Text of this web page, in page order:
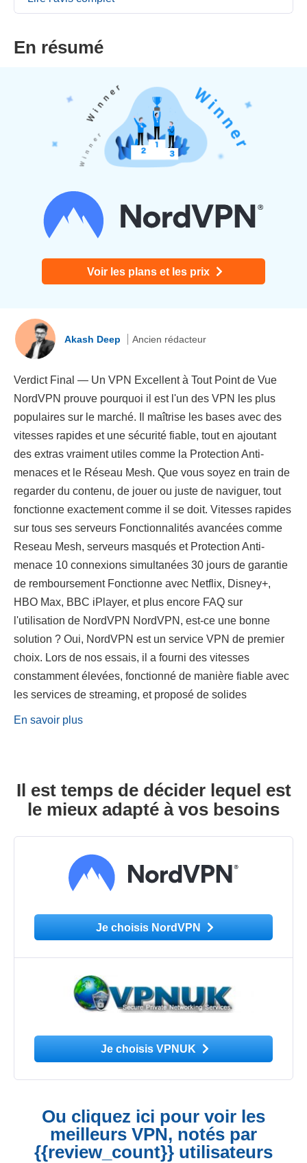
En résumé
Voir les plans et les prix
Akash Deep Ancien rédacteur
Verdict Final — Un VPN Excellent à Tout Point de Vue
NordVPN prouve pourquoi il est l'un des VPN les plus
populaires sur le marché. Il maîtrise les bases avec des
vitesses rapides et une sécurité fiable, tout en ajoutant
des extras vraiment utiles comme la Protection Anti-
menaces et le Réseau Mesh. Que vous soyez en train de
regarder du contenu, de jouer ou juste de naviguer, tout
fonctionne exactement comme il se doit. Vitesses rapides
sur tous ses serveurs Fonctionnalités avancées comme
Reseau Mesh, serveurs masqués et Protection Anti-
menace 10 connexions simultanées 30 jours de garantie
de remboursement Fonctionne avec Netflix, Disney+,
HBO Max, BBC iPlayer, et plus encore FAQ sur
l'utilisation de NordVPN NordVPN, est-ce une bonne
solution ? Oui, NordVPN est un service VPN de premier
choix. Lors de nos essais, il a fourni des vitesses
constamment élevées, fonctionné de manière fiable avec
les services de streaming, et proposé de solides
En savoir plus
Il est temps de décider lequel est
le mieux adapté à vos besoins
Je choisis NordVPN
Je choisis VPNUK
Ou cliquez ici pour voir les
meilleurs VPN, notés par
{{review_count}} utilisateurs